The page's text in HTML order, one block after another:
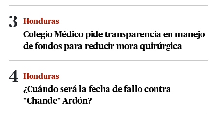
3 Honduras
Colegio Médico pide transparencia en manejo
de fondos para reducir mora quirúrgica
4 Honduras
¿Cuándo será la fecha de fallo contra
"Chande" Ardón?